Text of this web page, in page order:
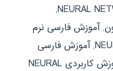
,
,آموزش فارسی نرم
,آموزش فارسی
آموزش کاربردی NEURAL